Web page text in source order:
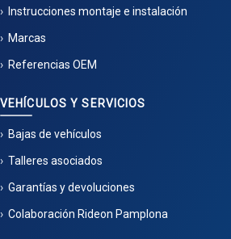
Instrucciones montaje e instalación
Marcas
Referencias OEM
VEHÍCULOS Y SERVICIOS
Bajas de vehículos
Talleres asociados
Garantías y devoluciones
Colaboración Rideon Pamplona